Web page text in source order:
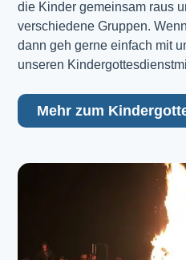
die Kinder gemeinsam raus
verschiedene Gruppen.
dann geh gerne einfach mit
unseren
Mehr zum